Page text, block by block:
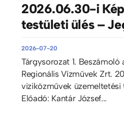
2026.06.30-i
testületi ülés –
2026-07-20
Tárgysorozat 1. Beszámoló
Regionális Vízművek Zrt.
viziközművek üzemeltetési
Előadó: Kantár József...